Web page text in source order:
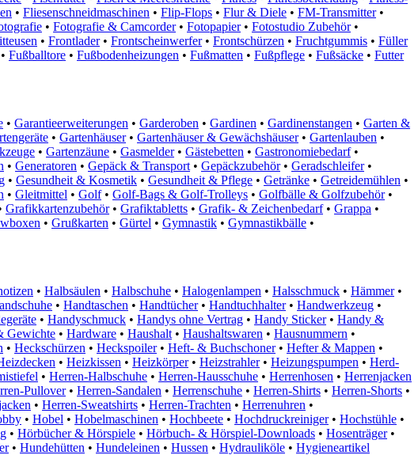
• Fliesenschneidmaschinen • Flip-Flops • Flur & Diele • FM-Transmitter •
• Fotografie & Camcorder • Fotopapier • Fotostudio Zubehör •
• Frontlader • Frontscheinwerfer • Frontschürzen • Fruchtgummis • Füller
• Fußballtore • Fußbodenheizungen • Fußmatten • Fußpflege • Fußsäcke • Futter
• Garantieerweiterungen • Garderoben • Gardinen • Gardinenstangen • Garten &
• Gartenhäuser • Gartenhäuser & Gewächshäuser • Gartenlauben •
• Gartenzäune • Gasmelder • Gästebetten • Gastronomiebedarf •
• Generatoren • Gepäck & Transport • Gepäckzubehör • Geradschleifer •
• Gesundheit & Kosmetik • Gesundheit & Pflege • Getränke • Getreidemühlen •
• Gleitmittel • Golf • Golf-Bags & Golf-Trolleys • Golfbälle & Golfzubehör •
Grafikkartenzubehör • Grafiktabletts • Grafik- & Zeichenbedarf • Grappa •
• Grußkarten • Gürtel • Gymnastik • Gymnastikbälle •
• Halbsäulen • Halbschuhe • Halogenlampen • Halsschmuck • Hämmer •
• Handtaschen • Handtücher • Handtuchhalter • Handwerkzeug •
• Handyschmuck • Handys ohne Vertrag • Handy Sticker • Handy &
Gewichte • Hardware • Haushalt • Haushaltswaren • Hausnummern •
• Heckschürzen • Heckspoiler • Heft- & Buchschoner • Hefter & Mappen •
• Heizkissen • Heizkörper • Heizstrahler • Heizungspumpen • Herd-
• Herren-Halbschuhe • Herren-Hausschuhe • Herrenhosen • Herrenjacken
Pullover • Herren-Sandalen • Herrenschuhe • Herren-Shirts • Herren-Shorts •
• Herren-Sweatshirts • Herren-Trachten • Herrenuhren •
• Hobel • Hobelmaschinen • Hochbeete • Hochdruckreiniger • Hochstühle •
• Hörbücher & Hörspiele • Hörbuch- & Hörspiel-Downloads • Hosenträger •
• Hundehütten • Hundeleinen • Hussen • Hydrauliköle • Hygieneartikel